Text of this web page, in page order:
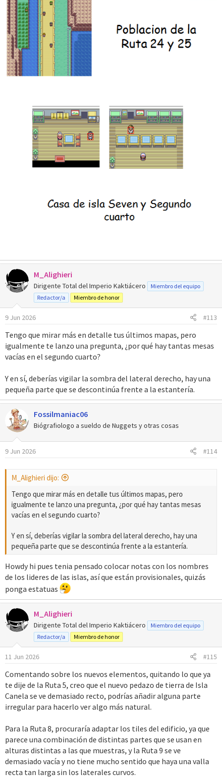
M_Alighieri
Dirigente Total del Imperio Kaktiácero
Miembro del equipo
Redactor/a
Miembro de honor
9 Jun 2026 #113
Tengo que mirar más en detalle tus últimos mapas, pero
igualmente te lanzo una pregunta, ¿por qué hay tantas mesas
vacías en el segundo cuarto?
Y en sí, deberías vigilar la sombra del lateral derecho, hay una
pequeña parte que se descontinúa frente a la estantería.
Fossilmaniac06
Biógrafiologo a sueldo de Nuggets y otras cosas
9 Jun 2026 #114
M_Alighieri dijo:
Tengo que mirar más en detalle tus últimos mapas, pero
igualmente te lanzo una pregunta, ¿por qué hay tantas mesas
vacías en el segundo cuarto?
Y en sí, deberías vigilar la sombra del lateral derecho, hay una
pequeña parte que se descontinúa frente a la estantería.
Howdy hi pues tenia pensado colocar notas con los nombres
de los lideres de las islas, así que están provisionales, quizás
ponga estatuas
M_Alighieri
Dirigente Total del Imperio Kaktiácero
Miembro del equipo
Redactor/a
Miembro de honor
11 Jun 2026 #115
Comentando sobre los nuevos elementos, quitando lo que ya
te dije de la Ruta 5, creo que el nuevo pedazo de tierra de Isla
Canela se ve demasiado recto, podrías añadir alguna parte
irregular para hacerlo ver algo más natural.
Para la Ruta 8, procuraría adaptar los tiles del edificio, ya que
parece una combinación de distintas partes que se usan en
alturas distintas a las que muestras, y la Ruta 9 se ve
demasiado vacía y no tiene mucho sentido que haya una valla
recta tan larga sin los laterales curvos.